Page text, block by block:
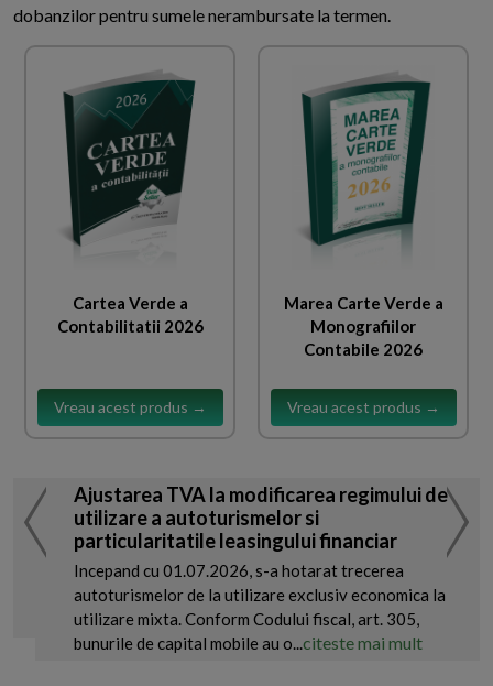
dobanzilor pentru sumele nerambursate la termen.
Cartea Verde a
Contabilitatii 2026
Vreau acest produs →
Marea Carte Verde a
Monografiilor
Contabile 2026
Vreau acest produs →
Ajustarea TVA la modificarea regimului de
utilizare a autoturismelor si
particularitatile leasingului financiar
Incepand cu 01.07.2026, s-a hotarat trecerea
autoturismelor de la utilizare exclusiv economica la
utilizare mixta. Conform Codului fiscal, art. 305,
bunurile de capital mobile au o...citeste mai mult